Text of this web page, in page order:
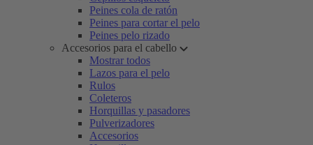
Peines cola de ratón
Peines para cortar el pelo
Peines pelo rizado
Accesorios para el cabello
Mostrar todos
Lazos para el pelo
Rulos
Coleteros
Horquillas y pasadores
Pulverizadores
Accesorios